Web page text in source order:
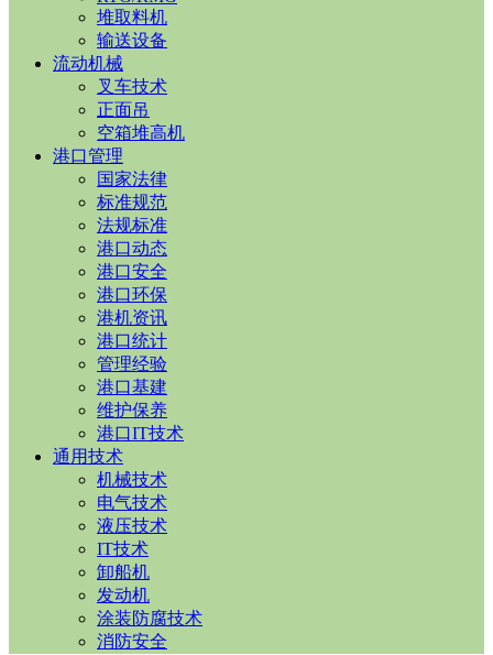
堆取料机
输送设备
流动机械
叉车技术
正面吊
空箱堆高机
港口管理
国家法律
标准规范
法规标准
港口动态
港口安全
港口环保
港机资讯
港口统计
管理经验
港口基建
维护保养
港口IT技术
通用技术
机械技术
电气技术
液压技术
IT技术
卸船机
发动机
涂装防腐技术
消防安全